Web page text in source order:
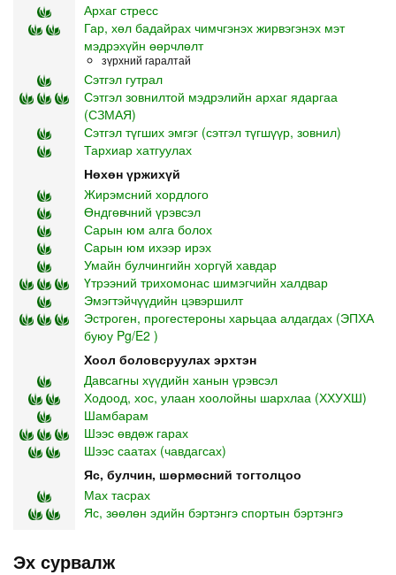
Архаг стресс
Гар, хөл бадайрах чимчгэнэх жирвэгэнэх мэт
мэдрэхүйн өөрчлөлт
зүрхний гаралтай
Сэтгэл гутрал
Сэтгэл зовнилтой мэдрэлийн архаг ядаргаа
(СЗМАЯ)
Сэтгэл түгших эмгэг (сэтгэл түгшүүр, зовнил)
Тархиар хатгуулах
Нөхөн үржихүй
Жирэмсний хордлого
Өндгөвчний үрэвсэл
Сарын юм алга болох
Сарын юм ихээр ирэх
Умайн булчингийн хоргүй хавдар
Үтрээний трихомонас шимэгчийн халдвар
Эмэгтэйчүүдийн цэвэршилт
Эстроген, прогестероны харьцаа алдагдах (ЭПХА
буюу Pg/E2 )
Хоол боловсруулах эрхтэн
Давсагны хүүдийн ханын үрэвсэл
Ходоод, хос, улаан хоолойны шархлаа (ХХУХШ)
Шамбарам
Шээс өвдөж гарах
Шээс саатах (чавдагсах)
Яс, булчин, шөрмөсний тогтолцоо
Мах тасрах
Яс, зөөлөн эдийн бэртэнгэ спортын бэртэнгэ
Эх сурвалж